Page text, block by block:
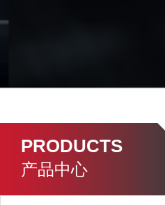
PRODUCTS
产品中心